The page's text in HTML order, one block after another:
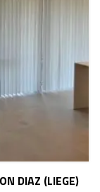
DIAZ (LIEGE)